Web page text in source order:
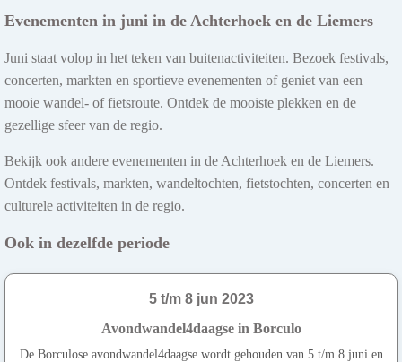
Evenementen in juni in de Achterhoek en de Liemers
Juni staat volop in het teken van buitenactiviteiten. Bezoek festivals,
concerten, markten en sportieve evenementen of geniet van een
mooie wandel- of fietsroute. Ontdek de mooiste plekken en de
gezellige sfeer van de regio.
Bekijk ook andere evenementen in de Achterhoek en de Liemers.
Ontdek festivals, markten, wandeltochten, fietstochten, concerten en
culturele activiteiten in de regio.
Ook in dezelfde periode
5 t/m 8 jun 2023
Avondwandel4daagse in Borculo
De Borculose avondwandel4daagse wordt gehouden van 5 t/m 8 juni en